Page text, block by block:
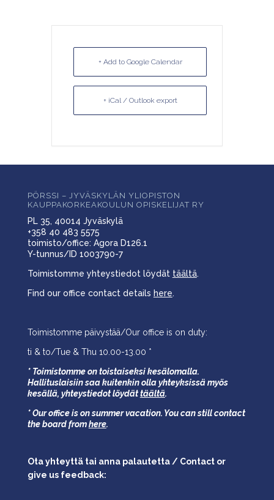
+ Add to Google Calendar
+ iCal / Outlook export
PÖRSSI – JYVÄSKYLÄN YLIOPISTON
KAUPPAKORKEAKOULUN OPISKELIJAT RY
PL 35, 40014 Jyväskylä
+358 40 483 5575
toimisto/office: Agora D126.1
Y-tunnus/ID 1003790-7
Toimistomme yhteystiedot löydät täältä.
Find our office contact details here.
Toimistomme päivystää/Our office is on duty:
ti & to/Tue & Thu 10.00-13.00 *
* Toimistomme on toistaiseksi kesälomalla.
Hallituslaisiin saa kuitenkin olla yhteyksissä myös
kesällä, yhteystiedot löydättäältä.
* Our office is on summer vacation. You can still contact
the board fromhere.
Ota yhteyttä tai anna palautetta / Contact or
give us feedback: